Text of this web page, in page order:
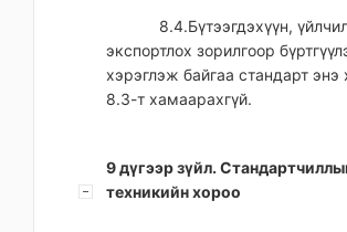
8.4.Бүтээгдэхүүн,
экспортлох зорилгоор
хэрэглэж байгаа стандарт энэ
8.3-т хамаарахгүй.
9 дүгээр зүйл.
техникийн хороо